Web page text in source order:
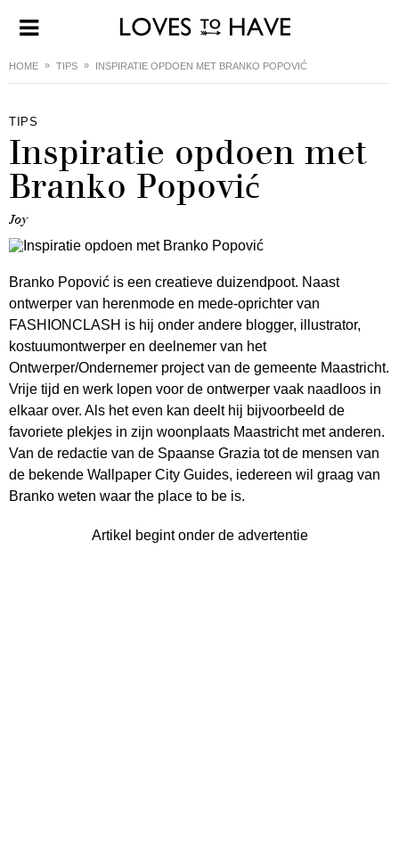
HOME TIPS INSPIRATIE OPDOEN MET BRANKO POPOVIĆ
TIPS
Inspiratie opdoen met
Branko Popović
Joy
Branko Popović is een creatieve duizendpoot. Naast
ontwerper van herenmode en mede-oprichter van
FASHIONCLASH is hij onder andere blogger, illustrator,
kostuumontwerper en deelnemer van het
Ontwerper/Ondernemer project van de gemeente Maastricht.
Vrije tijd en werk lopen voor de ontwerper vaak naadloos in
elkaar over. Als het even kan deelt hij bijvoorbeeld de
favoriete plekjes in zijn woonplaats Maastricht met anderen.
Van de redactie van de Spaanse Grazia tot de mensen van
de bekende Wallpaper City Guides, iedereen wil graag van
Branko weten waar the place to be is.
Artikel begint onder de advertentie